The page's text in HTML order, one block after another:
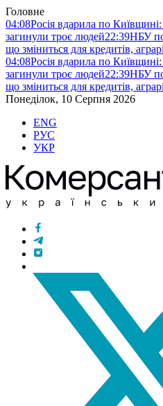
Головне
04:08Росія вдарила по
загинули троє людей22:39НБУ
що зміниться для кредитів,
04:08Росія вдарила по
загинули троє людей22:39НБУ
що зміниться для кредитів,
Понеділок, 10 Серпня 2026
ENG
РУС
УКР